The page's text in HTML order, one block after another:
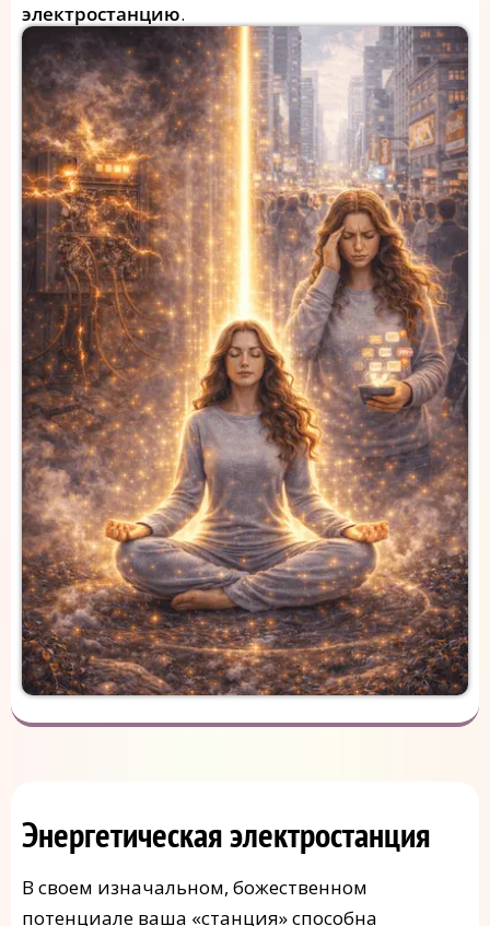
электростанцию.
Энергетическая электростанция
В своем изначальном, божественном
потенциале ваша «станция» способна